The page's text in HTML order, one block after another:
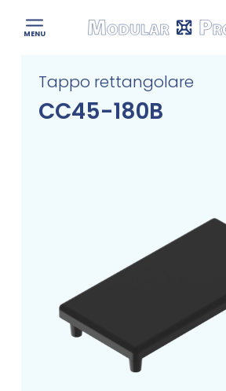
content
MENU
Modular
Tappo rettangolare
CC45-180B